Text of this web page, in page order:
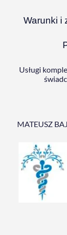
Warunki i
Usługi
MATEUSZ